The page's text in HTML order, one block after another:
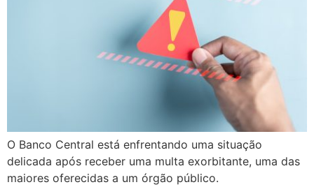
O Banco Central está enfrentando uma situação
delicada após receber uma multa exorbitante, uma das
maiores oferecidas a um órgão público.